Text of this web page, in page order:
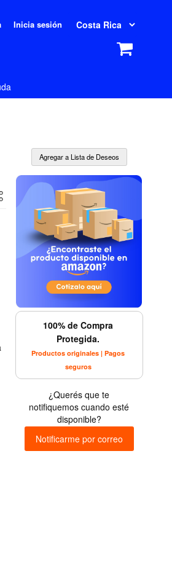
Inicia sesión
100% de Compra
Protegida.
Productos originales | Pagos
seguros
¿Querés que te
notifiquemos cuando esté
disponible?
Notificarme por correo